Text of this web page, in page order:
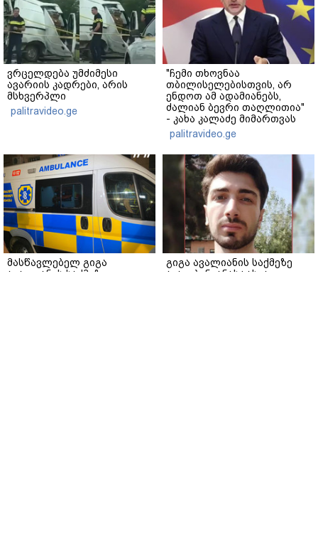
ვრცელდება უმძიმესი
ავარიის კადრები, არის
მსხვერპლი
palitravideo.ge
"ჩემი თხოვნაა
თბილისელებისთვის, არ
ენდოთ ამ ადამიანებს,
ძალიან ბევრი თაღლითია"
- კახა კალაძე მიმართვას
ავრცელებს
palitravideo.ge
მასწავლებელ გიგა
ავალიანის საქმეზე
გიგა ავალიანის საქმეზე
აკავებენ ანასტასია